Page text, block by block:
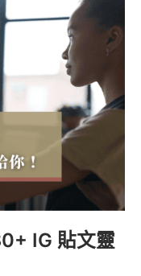
IG 貼文靈